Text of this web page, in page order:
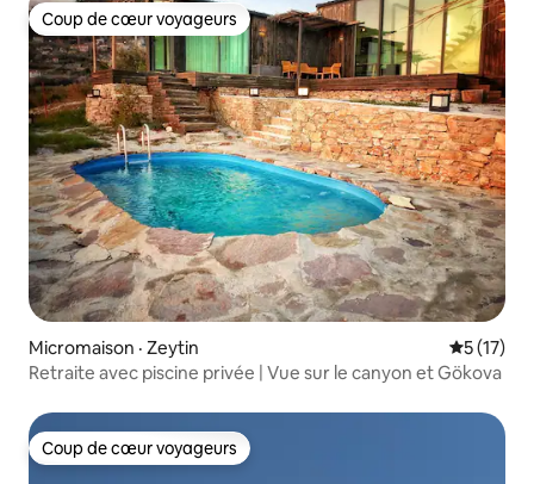
Coup de cœur voyageurs
Coup de cœur voyageurs
Micromaison · Zeytin Note
5 (17)
Retraite avec piscine privée | Vue sur le canyon et Gökova
Coup de cœur voyageurs
Coup de cœur voyageurs